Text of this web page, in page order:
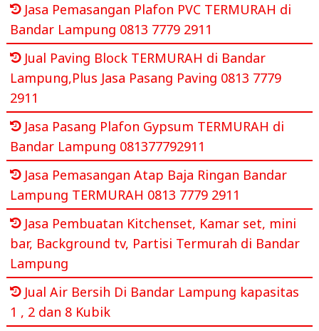
Jasa Pemasangan Plafon PVC TERMURAH di
Bandar Lampung 0813 7779 2911
Jual Paving Block TERMURAH di Bandar
Lampung,Plus Jasa Pasang Paving 0813 7779
2911
Jasa Pasang Plafon Gypsum TERMURAH di
Bandar Lampung 081377792911
Jasa Pemasangan Atap Baja Ringan Bandar
Lampung TERMURAH 0813 7779 2911
Jasa Pembuatan Kitchenset, Kamar set, mini
bar, Background tv, Partisi Termurah di Bandar
Lampung
Jual Air Bersih Di Bandar Lampung kapasitas
1 , 2 dan 8 Kubik